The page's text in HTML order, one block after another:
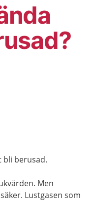
bli berusad.
Men
Lustgasen som